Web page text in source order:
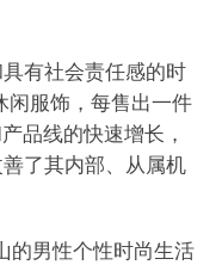
有社会责任感的时
闲服饰，每售出一件
品线的快速增长，
了其内部、从属机
的男性个性时尚生活